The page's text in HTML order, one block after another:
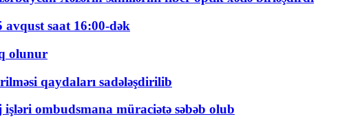
avqust saat 16:00-dək
olunur
qaydaları sadələşdirilib
ombudsmana müraciətə səbəb olub